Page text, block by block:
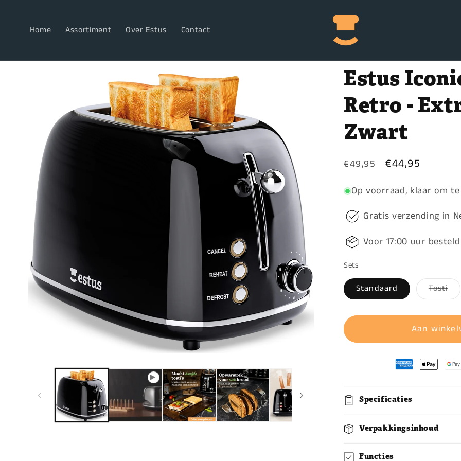
content
Home Assortiment Over Estus Contact
Estus
Retro -
Zwart
Normale
€49,95 €44,95
Op voorraad, klaar om
Gratis verzending in
Voor 17:00 uur
Sets
Standaard Tosti
Variant
of
Aan
Specificaties
Verpakkingsinhoud
Functies